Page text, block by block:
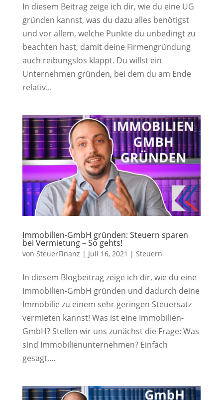
In diesem Beitrag zeige ich dir, wie du eine UG
gründen kannst, was du dazu alles benötigst
und vor allem, welche Punkte du unbedingt zu
beachten hast, damit deine Firmengründung
auch reibungslos klappt. Du willst ein
Unternehmen gründen, bei dem du am Ende
relativ...
Immobilien-GmbH gründen: Steuern sparen
bei Vermietung – So gehts!
von SteuerFinanz | Juli 16, 2021 | Steuern
In diesem Blogbeitrag zeige ich dir, wie du eine
Immobilien-GmbH gründen und dadurch deine
Immobilie zu einem sehr geringen Steuersatz
vermieten kannst! Was ist eine Immobilien-
GmbH? Stellen wir uns zunächst die Frage: Was
sind Immobilienunternehmen? Einfach
gesagt,...